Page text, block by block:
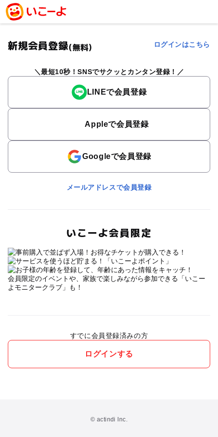
新規会員登録(無料) ログインはこちら
最短10秒！SNSでサクッとカンタン登録！
LINEで会員登録
Appleで会員登録
Googleで会員登録
メールアドレスで会員登録
いこーよ会員限定
会員限定のイベントや、家族で楽しみながら参加できる「いこー
よモニタークラブ」も！
すでに会員登録済みの方
ログインする
© actindi Inc.